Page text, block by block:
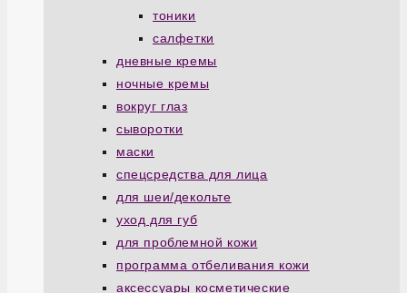
тоники
салфетки
дневные кремы
ночные кремы
вокруг глаз
сыворотки
маски
спецсредства для лица
для шеи/декольте
уход для губ
для проблемной кожи
программа отбеливания кожи
аксессуары косметические